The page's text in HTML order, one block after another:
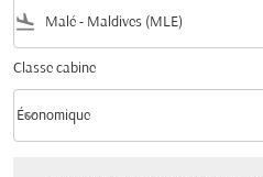
flight_land
Classe cabine
Classe cabine option Économique Selected
Économique
keyboard_arrow_down